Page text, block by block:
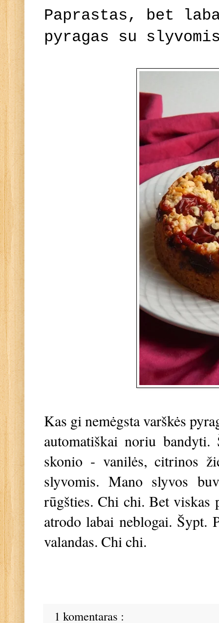
Paprastas, bet
pyragas su
Kas gi nemėgsta varškės
automatiškai noriu
skonio - vanilės, citrinos
slyvomis. Mano slyvos
rūgšties. Chi chi. Bet viskas
atrodo labai neblogai. Šypt.
valandas. Chi chi.
1 komentaras :